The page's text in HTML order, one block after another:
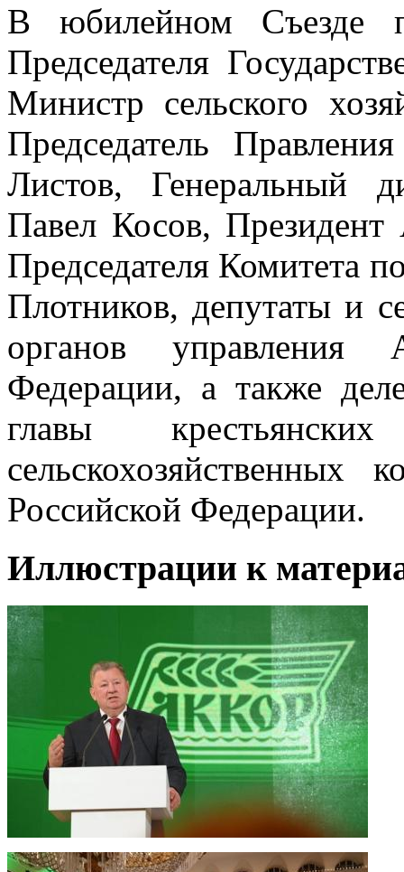
В юбилейном Съезде
Председателя
Министр сельского
Председатель
Листов, Генеральный
Павел Косов,
Председателя Комитета
Плотников, депутаты и
органов управления
Федерации, а также
главы
сельскохозяйственных
Российской Федерации.
Иллюстрации к